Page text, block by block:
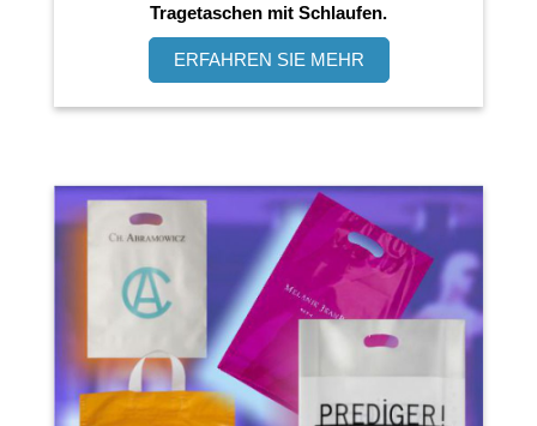
Tragetaschen mit Schlaufen.
ERFAHREN SIE MEHR